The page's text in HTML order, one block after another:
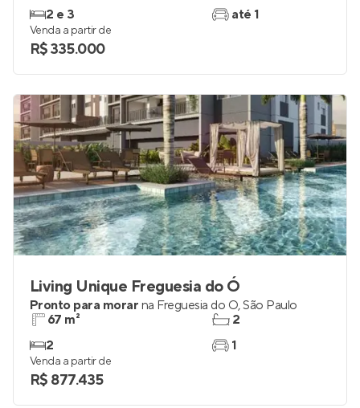
2 e 3
até 1
Venda a partir de
R$ 335.000
Living Unique Freguesia do Ó
Pronto para morar na Freguesia do Ó,São Paulo
67 m²
2
2
1
Venda a partir de
R$ 877.435